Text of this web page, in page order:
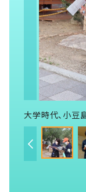
大学時代、小豆